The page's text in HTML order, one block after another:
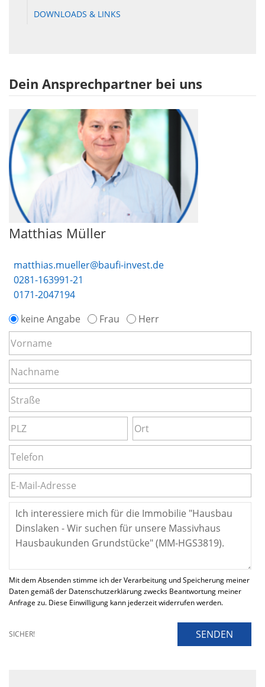
DOWNLOADS & LINKS
Dein Ansprechpartner bei uns
Matthias Müller
matthias.mueller@baufi-invest.de
0281-163991-21
0171-2047194
keine Angabe
Frau Herr
Mit dem Absenden stimme ich der Verarbeitung und Speicherung meiner
Daten gemäß der Datenschutzerklärung zwecks Beantwortung meiner
Anfrage zu. Diese Einwilligung kann jederzeit widerrufen werden.
SICHER! SENDEN